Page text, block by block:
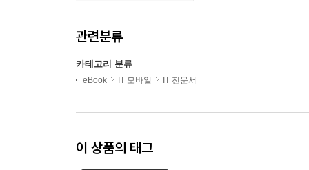
관련분류
카테고리 분류
eBook IT 모바일 IT 전문서
이 상품의 태그